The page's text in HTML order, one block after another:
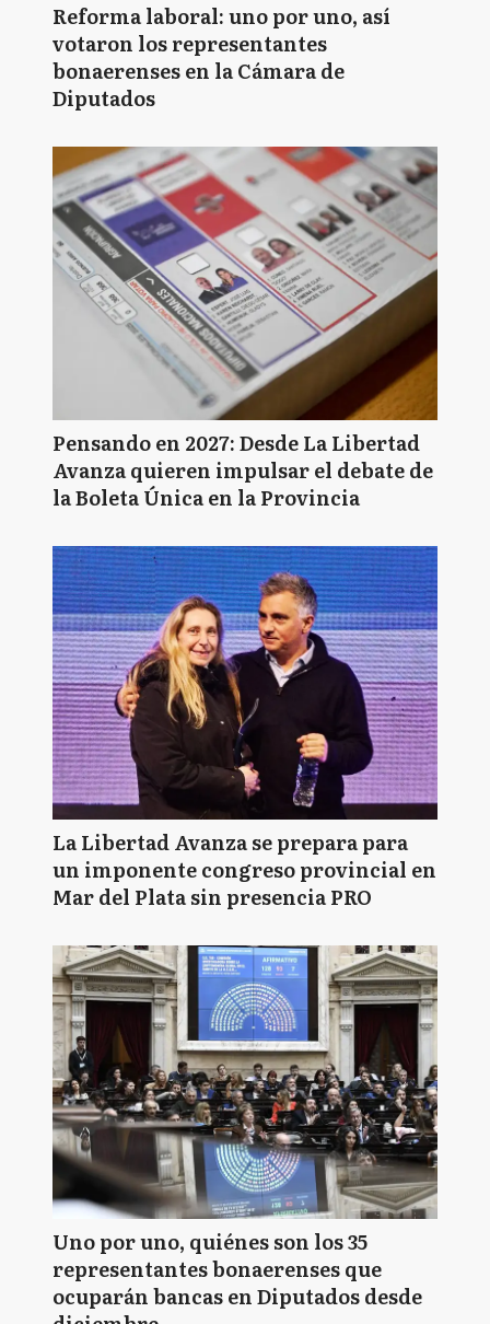
Reforma laboral: uno por uno, así
votaron los representantes
bonaerenses en la Cámara de
Diputados
Pensando en 2027: Desde La Libertad
Avanza quieren impulsar el debate de
la Boleta Única en la Provincia
La Libertad Avanza se prepara para
un imponente congreso provincial en
Mar del Plata sin presencia PRO
Uno por uno, quiénes son los 35
representantes bonaerenses que
ocuparán bancas en Diputados desde